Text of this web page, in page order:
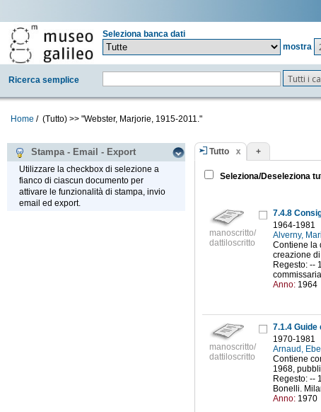
Seleziona banca dati
mostra
Ricerca semplice Tutti i
Home / (Tutto) >> "Webster, Marjorie, 1915-2011."
Stampa - Email - Export
Utilizzare la checkbox di selezione a
fianco di ciascun documento per
attivare le funzionalità di stampa, invio
email ed export.
Tutto +
Seleziona/Deseleziona
manoscritto/
dattiloscritto
7.4.8
1964-1981
Alverny,
Contiene la
creazione
Regesto: --
Anno: 1964
manoscritto/
dattiloscritto
7.1.4 Guide
1970-1981
Arnaud,
Contiene
1968,
Regesto: --
Bonelli.
Anno: 1970